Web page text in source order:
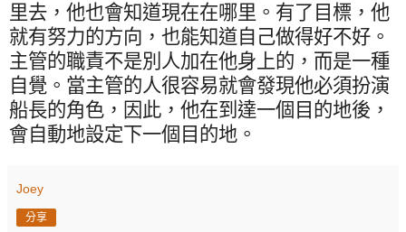
里去，他也會知道現在在哪里。有了目標，他
就有努力的方向，也能知道自己做得好不好。
主管的職責不是別人加在他身上的，而是一種
自覺。當主管的人很容易就會發現他必須扮演
船長的角色，因此，他在到達一個目的地後，
會自動地設定下一個目的地。
Joey
分享